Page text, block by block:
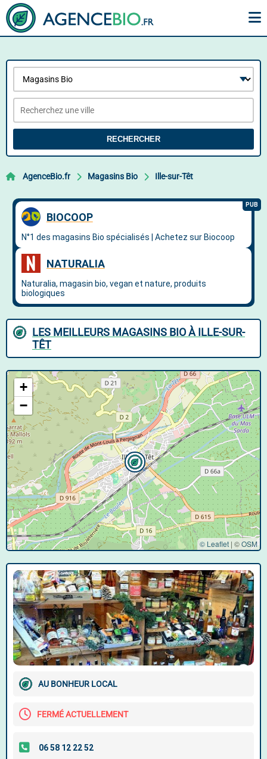
RECHERCHER
AgenceBio.fr Magasins Bio Ille-sur-Têt
LES MEILLEURS MAGASINS BIO À ILLE-SUR-
TÊT
+
−
© Leaflet | ©OSM
AU BONHEUR LOCAL
FERMÉ ACTUELLEMENT